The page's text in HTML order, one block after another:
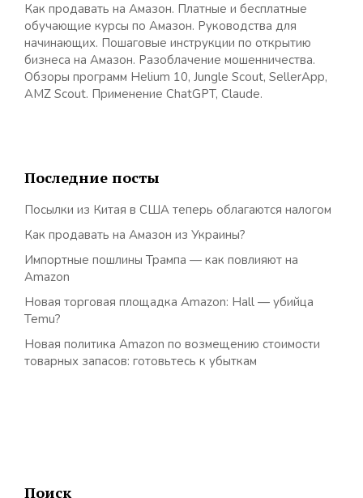
Как продавать на Амазон. Платные и бесплатные
обучающие курсы по Амазон. Руководства для
начинающих. Пошаговые инструкции по открытию
бизнеса на Амазон. Разоблачение мошенничества.
Обзоры программ Helium 10, Jungle Scout, SellerApp,
AMZ Scout. Применение ChatGPT, Claude.
Последние посты
Посылки из Китая в США теперь облагаются налогом
Как продавать на Амазон из Украины?
Импортные пошлины Трампа — как повлияют на
Amazon
Новая торговая площадка Amazon: Hall — убийца
Temu?
Новая политика Amazon по возмещению стоимости
товарных запасов: готовьтесь к убыткам
Поиск